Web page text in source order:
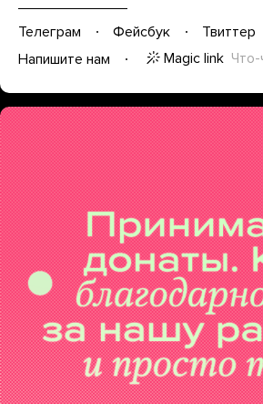
Телеграм Фейсбук Твиттер
Напишите нам
Magic link Что-